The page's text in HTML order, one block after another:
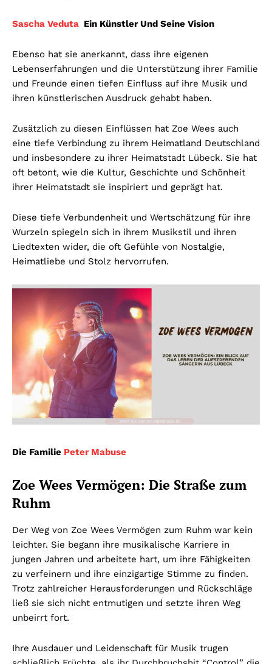
Sascha Veduta Ein Künstler Und Seine Vision
Ebenso hat sie anerkannt, dass ihre eigenen
Lebenserfahrungen und die Unterstützung ihrer Familie
und Freunde einen tiefen Einfluss auf ihre Musik und
ihren künstlerischen Ausdruck gehabt haben.
Zusätzlich zu diesen Einflüssen hat Zoe Wees auch
eine tiefe Verbindung zu ihrem Heimatland Deutschland
und insbesondere zu ihrer Heimatstadt Lübeck. Sie hat
oft betont, wie die Kultur, Geschichte und Schönheit
ihrer Heimatstadt sie inspiriert und geprägt hat.
Diese tiefe Verbundenheit und Wertschätzung für ihre
Wurzeln spiegeln sich in ihrem Musikstil und ihren
Liedtexten wider, die oft Gefühle von Nostalgie,
Heimatliebe und Stolz hervorrufen.
Die Familie Peter Mabuse
Zoe Wees Vermögen: Die Straße zum
Ruhm
Der Weg von Zoe Wees Vermögen zum Ruhm war kein
leichter. Sie begann ihre musikalische Karriere in
jungen Jahren und arbeitete hart, um ihre Fähigkeiten
zu verfeinern und ihre einzigartige Stimme zu finden.
Trotz zahlreicher Herausforderungen und Rückschläge
ließ sie sich nicht entmutigen und setzte ihren Weg
unbeirrt fort.
Ihre Ausdauer und Leidenschaft für Musik trugen